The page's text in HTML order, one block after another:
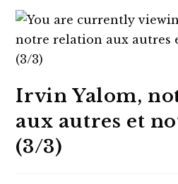
Irvin Yalom,
aux autres et
(3/3)